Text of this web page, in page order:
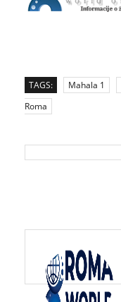
TAGS: Mahala 1
Roma